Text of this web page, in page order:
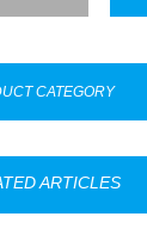
CATEGORY
ARTICLES